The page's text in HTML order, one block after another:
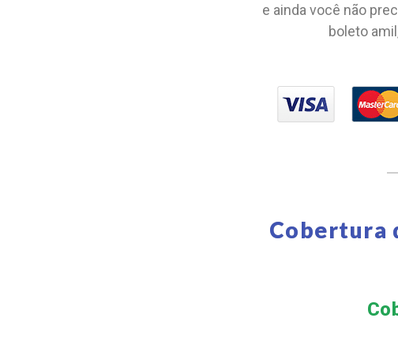
e ainda você não
boleto
Cobertura